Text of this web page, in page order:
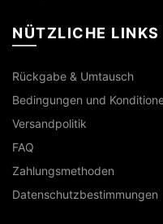
NÜTZLICHE LINKS
Rückgabe & Umtausch
Bedingungen und
Versandpolitik
FAQ
Zahlungsmethoden
Datenschutzbestimmungen